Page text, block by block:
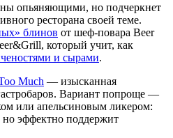
опьяняющими, но подчеркнет
ресторана своей теме.
блинов от шеф-повара Beer
который учит, как
и сырами.
Much — изысканная
Вариант попроще —
или апельсиновым ликером:
но эффектно поддержит